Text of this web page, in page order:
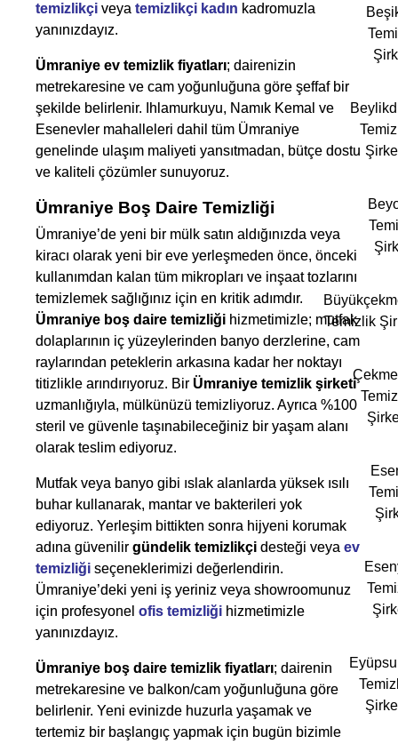
temizlikçi veya temizlikçi kadın kadromuzla
yanınızdayız.
Ümraniye ev temizlik fiyatları; dairenizin
metrekaresine ve cam yoğunluğuna göre şeffaf bir
şekilde belirlenir. Ihlamurkuyu, Namık Kemal ve
Esenevler mahalleleri dahil tüm Ümraniye
genelinde ulaşım maliyeti yansıtmadan, bütçe dostu
ve kaliteli çözümler sunuyoruz.
Ümraniye Boş Daire Temizliği
Ümraniye’de yeni bir mülk satın aldığınızda veya
kiracı olarak yeni bir eve yerleşmeden önce, önceki
kullanımdan kalan tüm mikropları ve inşaat tozlarını
temizlemek sağlığınız için en kritik adımdır.
Ümraniye boş daire temizliği hizmetimizle; mutfak
dolaplarının iç yüzeylerinden banyo derzlerine, cam
raylarından peteklerin arkasına kadar her noktayı
titizlikle arındırıyoruz. Bir Ümraniye temizlik şirketi
uzmanlığıyla, mülkünüzü temizliyoruz. Ayrıca %100
steril ve güvenle taşınabileceğiniz bir yaşam alanı
olarak teslim ediyoruz.
Mutfak veya banyo gibi ıslak alanlarda yüksek ısılı
buhar kullanarak, mantar ve bakterileri yok
ediyoruz. Yerleşim bittikten sonra hijyeni korumak
adına güvenilir gündelik temizlikçi desteği veya ev
temizliği seçeneklerimizi değerlendirin.
Ümraniye’deki yeni iş yeriniz veya showroomunuz
için profesyonel ofis temizliği hizmetimizle
yanınızdayız.
Ümraniye boş daire temizlik fiyatları; dairenin
metrekaresine ve balkon/cam yoğunluğuna göre
belirlenir. Yeni evinizde huzurla yaşamak ve
tertemiz bir başlangıç yapmak için bugün bizimle
Temizlik